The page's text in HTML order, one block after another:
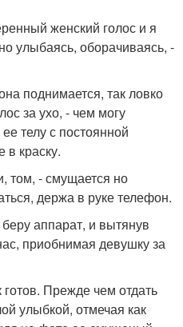
женский голос и я
улыбаясь, оборачиваясь, -
поднимается, так ловко
за ухо, - чем могу
телу с постоянной
в краску.
том, - смущается но
держа в руке телефон.
аппарат, и вытянув
приобнимая девушку за
Прежде чем отдать
улыбкой, отмечая как